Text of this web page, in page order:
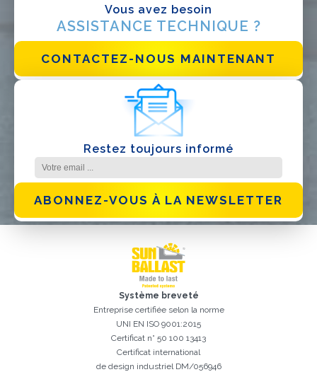
Vous avez besoin
ASSISTANCE TECHNIQUE ?
CONTACTEZ-NOUS MAINTENANT
Restez toujours informé
ABONNEZ-VOUS À LA NEWSLETTER
J'ai lu et j'accepte lapolitique de confidentialité*
Le champ Prénom est obligatoire
Le champ Nom est obligatoire
Le champ Agence est obligatoire
Le champ Ville est obligatoire
Le champ Téléphone est obligatoire
Le champ E-mail est obligatoire
E-mail saisi invalide
Il est essentiel d'accepter la politique de confidentialité
Inscription réussi. Vérifiez votre boîte e-mail pour procéder à
Désolé, vous avez rencontré l'erreur suivante:
Système breveté
Entreprise certifiée selon la norme
UNI EN ISO 9001:2015
Certificat n° 50 100 13413
Certificat international
de design industriel DM/056946